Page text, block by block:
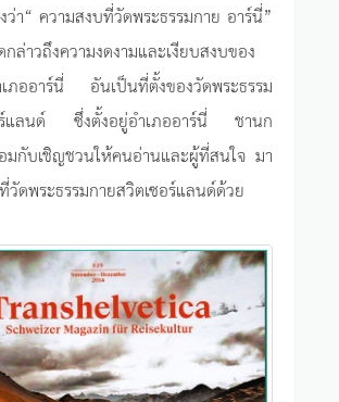
ว่า“ ความสงบที่วัดพระธรรมกาย อาร์นี่”
กล่าวถึงความงดงามและเงียบสงบของ
ภออาร์นี่ อันเป็นที่ตั้งของวัดพระธรรม
ร์แลนด์ ซึ่งตั้งอยู่อำเภออาร์นี่ ชานก
มกับเชิญชวนให้คนอ่านและผู้ที่สนใจ มา
วัดพระธรรมกายสวิตเซอร์แลนด์ด้วย